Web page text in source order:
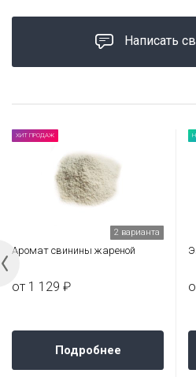
Написать
ХИТ ПРОДАЖ
2 варианта
Аромат свинины жареной
от 1 129 ₽
Подробнее